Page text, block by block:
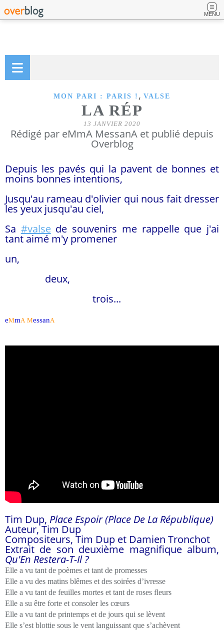
MENU
MON PARI : PARIS ! , VALSE
LA RÉP
13 JANVIER 2020
Rédigé par eMmA MessanA et publié depuis
Overblog
Depuis les pavés qui la pavent de bonnes et
moins bonnes intentions,
Jusqu'au rameau d'olivier qui nous fait dresser
les yeux jusqu'au ciel,
Sa #valsede souvenirs me rappelle que j'ai
tant aimé m'y promener
un,
deux,
trois...
eMmA MessanA
Tim Dup, Place Espoir (Place De La République)
Auteur, Tim Dup
Compositeurs, Tim Dup et Damien Tronchot
Extrait de son deuxième magnifique album,
Qu'En Restera-T-Il ?
Elle a vu tant de poèmes et tant de promesses
Elle a vu des matins blêmes et des soirées d’ivresse
Elle a vu tant de feuilles mortes et tant de roses fleurs
Elle a su être forte et consoler les cœurs
Elle a vu tant de printemps et de jours qui se lèvent
Elle s’est blottie sous le vent languissant que s’achèvent